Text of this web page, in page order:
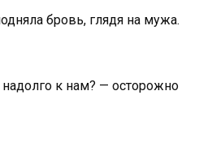
бровь, глядя на мужа.
к нам? — осторожно